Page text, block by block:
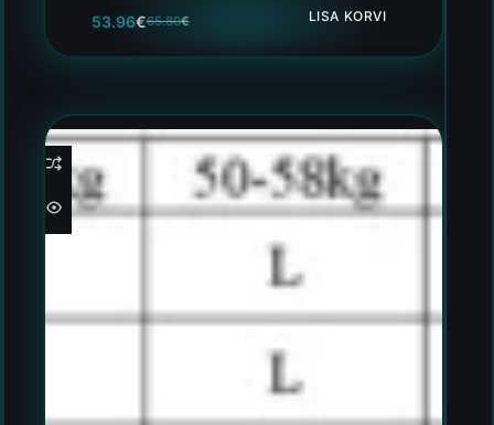
65.80€
53.96€ LISA KORVI